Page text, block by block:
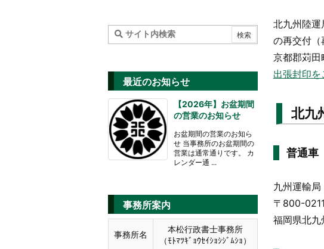
北九州陸運
の再交付（
京都郡苅田
出張封印を
北九
普通車
九州運輸
〒800-0211
福岡県北九
最近のお知らせ
【2026年】お盆期間
の営業のお知らせ
お盆期間の営業のお知ら
せ 当事務所のお盆期間の
営業は通常通りです。 カ
レンダー通 ...
事務所案内
事務所名
本松行政書士事務所
（ﾓﾄﾏﾂｷﾞｮｳｾｲｼｮｼｼﾞﾑｼｮ）